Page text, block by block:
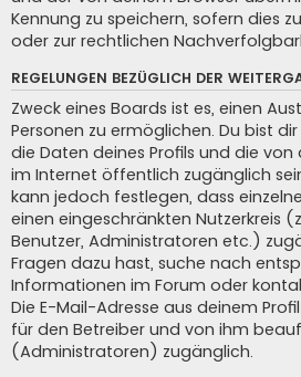
Kennung zu speichern, sofern dies
oder zur rechtlichen
REGELUNGEN BEZÜGLICH DER
Zweck eines Boards ist es, einen
Personen zu ermöglichen. Du bist
die Daten deines Profils und die
im Internet öffentlich zugänglich
kann jedoch festlegen, dass
einen eingeschränkten Nutzerkreis
Benutzer, Administratoren etc.)
Fragen dazu hast, suche nach
Informationen im Forum oder
Die E-Mail-Adresse aus deinem
für den Betreiber und von ihm
(Administratoren) zugänglich.